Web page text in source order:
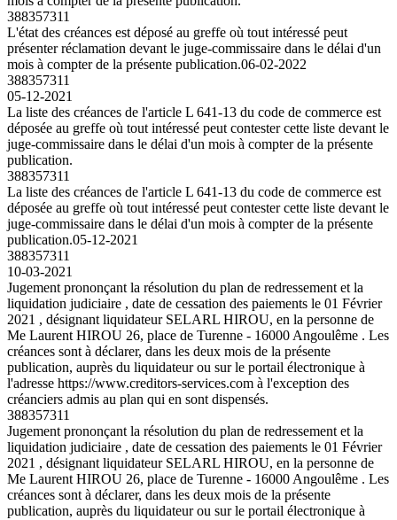
388357311
L'état des créances est déposé au greffe où tout intéressé peut
présenter réclamation devant le juge-commissaire dans le délai d'un
mois à compter de la présente publication.06-02-2022
388357311
05-12-2021
La liste des créances de l'article L 641-13 du code de commerce est
déposée au greffe où tout intéressé peut contester cette liste devant le
juge-commissaire dans le délai d'un mois à compter de la présente
publication.
388357311
La liste des créances de l'article L 641-13 du code de commerce est
déposée au greffe où tout intéressé peut contester cette liste devant le
juge-commissaire dans le délai d'un mois à compter de la présente
publication.05-12-2021
388357311
10-03-2021
Jugement prononçant la résolution du plan de redressement et la
liquidation judiciaire , date de cessation des paiements le 01 Février
2021 , désignant liquidateur SELARL HIROU, en la personne de
Me Laurent HIROU 26, place de Turenne - 16000 Angoulême . Les
créances sont à déclarer, dans les deux mois de la présente
publication, auprès du liquidateur ou sur le portail électronique à
l'adresse https://www.creditors-services.com à l'exception des
créanciers admis au plan qui en sont dispensés.
388357311
Jugement prononçant la résolution du plan de redressement et la
liquidation judiciaire , date de cessation des paiements le 01 Février
2021 , désignant liquidateur SELARL HIROU, en la personne de
Me Laurent HIROU 26, place de Turenne - 16000 Angoulême . Les
créances sont à déclarer, dans les deux mois de la présente
publication, auprès du liquidateur ou sur le portail électronique à